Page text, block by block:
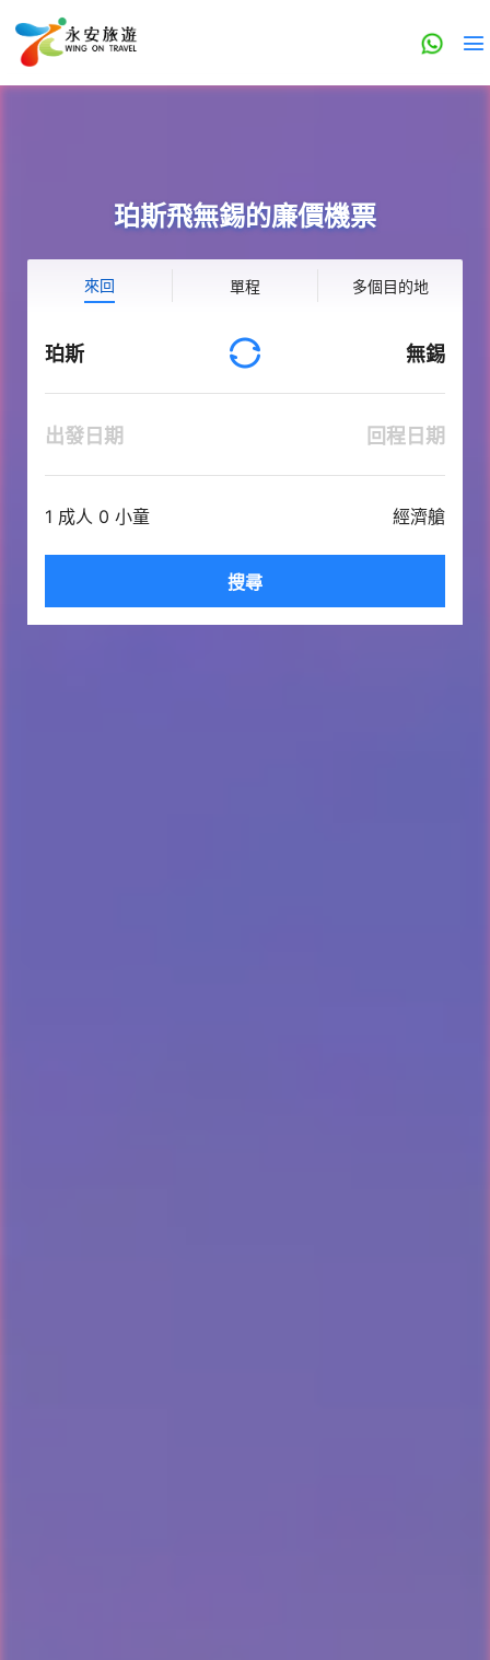
珀斯飛無錫的廉價機票
來回 單程 多個目的地
珀斯 無錫
出發日期 回程日期
1 成人 0 小童 經濟艙
搜尋